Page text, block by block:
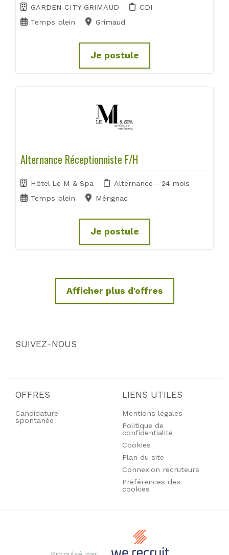
GARDEN CITY GRIMAUD
CDI
Temps plein
Grimaud
Je postule
Alternance Réceptionniste F/H
Hôtel Le M & Spa
Alternance - 24 mois
Temps plein
Mérignac
Je postule
Afficher plus d'offres
SUIVEZ-NOUS
OFFRES
Candidature
spontanée
LIENS UTILES
Mentions légales
Politique de
confidentialité
Cookies
Plan du site
Connexion recruteurs
Préférences des
cookies